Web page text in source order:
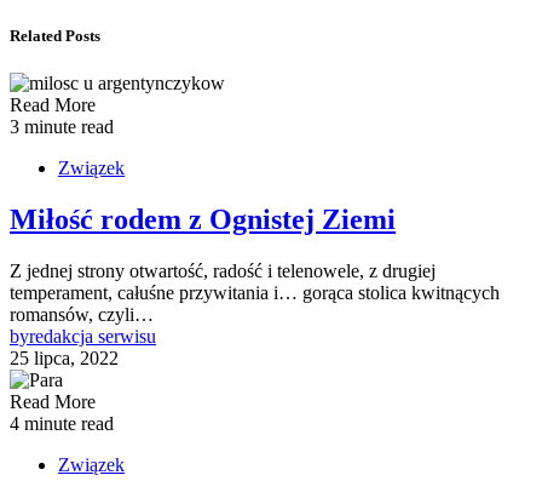
Related Posts
Read More
3 minute read
Związek
Miłość rodem z Ognistej Ziemi
Z jednej strony otwartość, radość i telenowele, z drugiej
temperament, całuśne przywitania i… gorąca stolica kwitnących
romansów, czyli…
byredakcja serwisu
25 lipca, 2022
Read More
4 minute read
Związek